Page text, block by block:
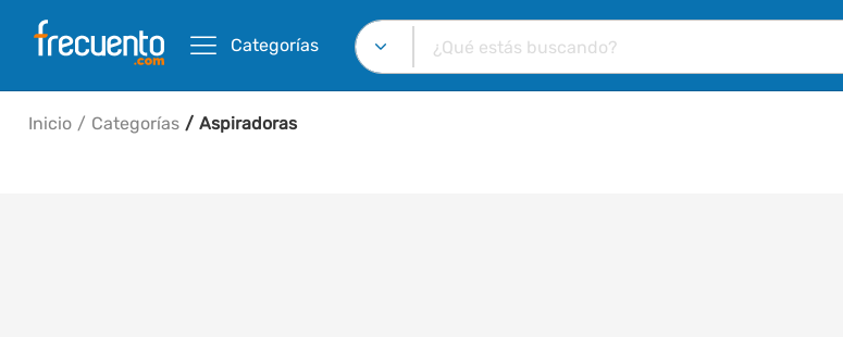
Categorías
Inicio Categorías Aspiradoras